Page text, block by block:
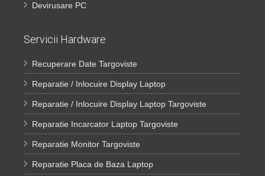
Devirusare PC
Servicii Hardware
Recuperare Date Targoviste
Reparatie / Inlocuire Display Laptop
Reparatie / Inlocuire Display Laptop Targoviste
Reparatie Incarcator Laptop Targoviste
Reparatie Monitor Targoviste
Reparatie Placa de Baza Laptop